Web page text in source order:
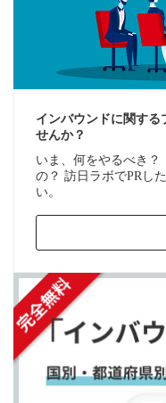
インバウンドに関する
せんか？
いま、何をやるべき
の？ 訪日ラボでPRし
い。